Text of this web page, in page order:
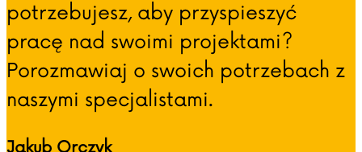
potrzebujesz, aby przyspieszyć
pracę nad swoimi projektami?
Porozmawiaj o swoich potrzebach z
naszymi specjalistami.
Jakub Orczyk